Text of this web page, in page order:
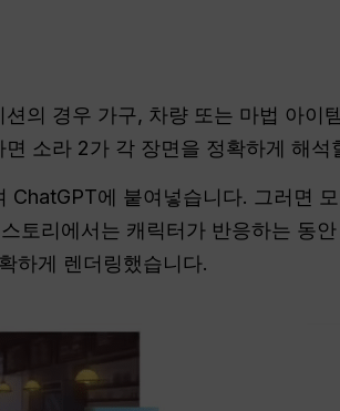
의 경우 가구, 차량 또는 마법 아이
소라 2가 각 장면을 정확하게 해석
에 붙여넣습니다. 그러면
토리에서는 캐릭터가 반응하는 동
하게 렌더링했습니다.